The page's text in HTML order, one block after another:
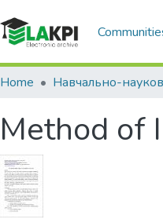
Home
Method of